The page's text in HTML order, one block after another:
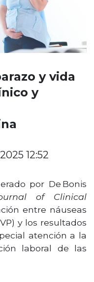
y vida
y
12:52
por De Bonis
of Clinical
entre náuseas
y los resultados
atención a la
laboral de las